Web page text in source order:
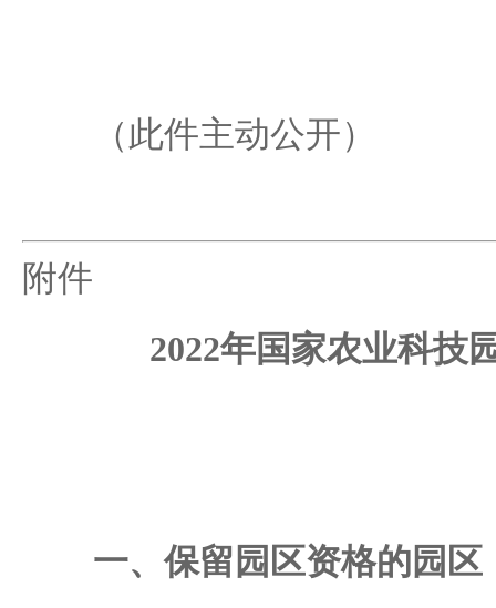
（此件主动公开）
附件
2022年国家农业科技
一、保留园区资格的园区